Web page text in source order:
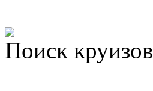
Поиск круизов